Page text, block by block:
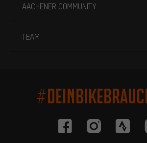
AACHENER COMMUNITY
TEAM